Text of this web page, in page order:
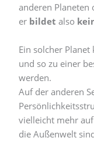
anderen
er bildet also
Ein solcher
und so zu einer
werden.
Auf der anderen
vielleicht mehr
die Außenwelt